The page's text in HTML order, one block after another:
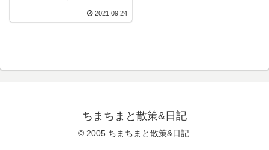
2021.09.24
ちまちまと散策&日記
© 2005 ちまちまと散策&日記.